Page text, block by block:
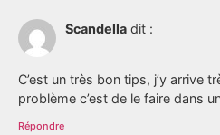
Scandella dit :
C’est un très bon tips, j’y arrive
problème c’est de le faire dans
Répondre